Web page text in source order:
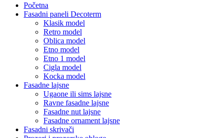
Početna
Fasadni paneli Decoterm
Klasik model
Retro model
Oblica model
Etno model
Etno 1 model
Cigla model
Kocka model
Fasadne lajsne
Ugaone ili sims lajsne
Ravne fasadne lajsne
Fasadne nut lajsne
Fasadne ornament lajsne
Fasadni skrivači